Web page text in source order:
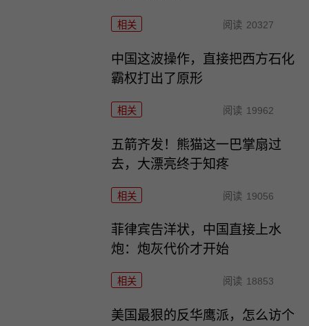
相关 阅读 20327
中国这波操作，直接把西方石化
霸权打出了原形
相关 阅读 19962
五箭齐发！熊猫这一巴掌扇过
去，大漂亮终于知疼
相关 阅读 19056
菲律宾告洋状，中国直接上水
炮：炮灰代价才开始
相关 阅读 18853
美国最狠的反华鹰派，怎么访个